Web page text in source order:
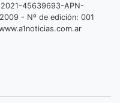
2021-45639693-APN-
- Nº de edición: 001